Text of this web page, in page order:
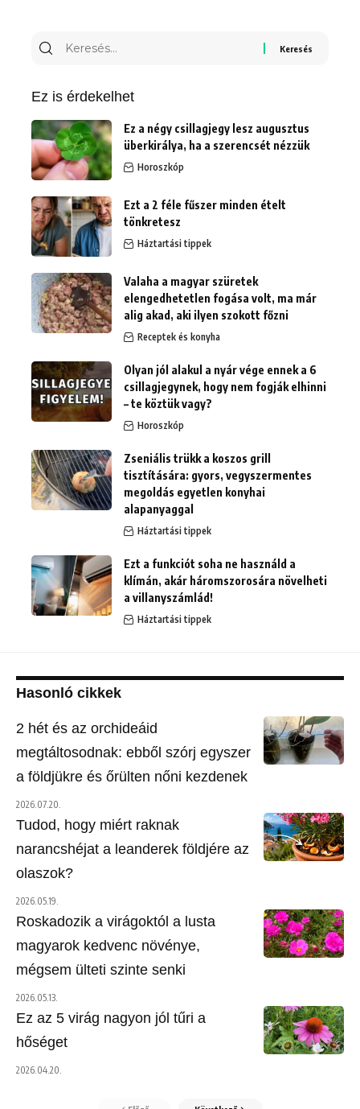
Keresés
Ez is érdekelhet
Ez a négy csillagjegy lesz augusztus
überkirálya, ha a szerencsét nézzük
Horoszkóp
Ezt a 2 féle fűszer minden ételt
tönkretesz
Háztartási tippek
Valaha a magyar szüretek
elengedhetetlen fogása volt, ma már
alig akad, aki ilyen szokott főzni
Receptek és konyha
Olyan jól alakul a nyár vége ennek a 6
csillagjegynek, hogy nem fogják elhinni
– te köztük vagy?
Horoszkóp
Zseniális trükk a koszos grill
tisztítására: gyors, vegyszermentes
megoldás egyetlen konyhai
alapanyaggal
Háztartási tippek
Ezt a funkciót soha ne használd a
klímán, akár háromszorosára növelheti
a villanyszámlád!
Háztartási tippek
Hasonló cikkek
2 hét és az orchideáid
megtáltosodnak: ebből szórj egyszer
a földjükre és őrülten nőni kezdenek
2026.07.20.
Tudod, hogy miért raknak
narancshéjat a leanderek földjére az
olaszok?
2026.05.19.
Roskadozik a virágoktól a lusta
magyarok kedvenc növénye,
mégsem ülteti szinte senki
2026.05.13.
Ez az 5 virág nagyon jól tűri a
hőséget
2026.04.20.